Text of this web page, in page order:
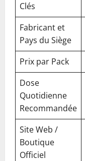
Clés
Fabricant et
Pays du Siège
Prix par Pack
Dose
Quotidienne
Recommandée
Site Web /
Boutique
Officiel